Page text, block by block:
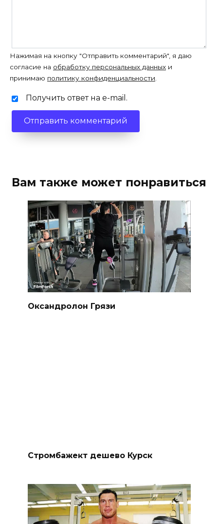
Нажимая на кнопку "Отправить комментарий", я даю
согласие на обработку персональных данных и
принимаю политику конфиденциальности
Получить ответ на e-mail.
Вам также может понравиться
Оксандролон Грязи
Стромбажект дешево Курск